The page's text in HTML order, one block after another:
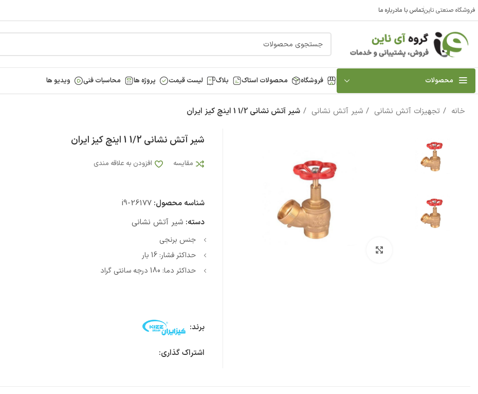
فروشگاه صنعتی ناینتماس با مادرباره ما
محصولات فروشگاه محصولات استاک بلاگ لیست قیمت پروژه ها محاسبات فنی ویدیو ها
خانه تجهیزات آتش نشانی شیر آتش نشانی شیر آتش نشانی 1/2 1 اینچ کیز ایران
شیر آتش نشانی 1/2 1 اینچ کیز ایران
مقایسه افزودن به علاقه مندی
شناسه محصول:i9-26177
دسته: شیر آتش نشانی
جنس برنجی
حداکثر فشار: 16 بار
حداکثر دما: 180 درجه سانتی گراد
برند:
اشتراک گذاری: